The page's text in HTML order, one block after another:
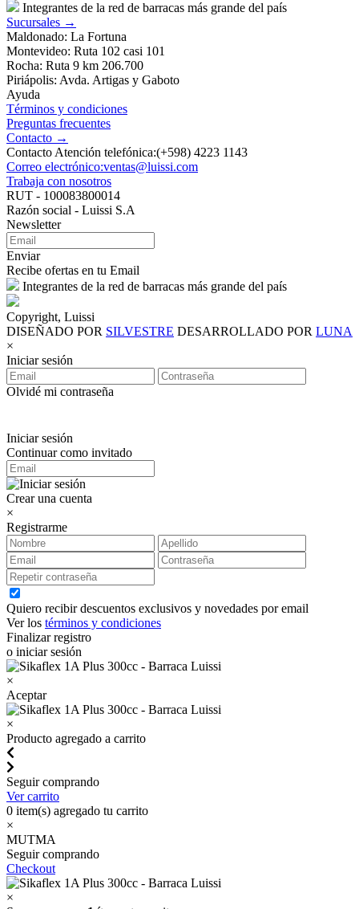
Integrantes de la red de barracas más grande del país
Sucursales →
Maldonado: La Fortuna
Montevideo: Ruta 102 casi 101
Rocha: Ruta 9 km 206.700
Piriápolis: Avda. Artigas y Gaboto
Ayuda
Términos y condiciones
Preguntas frecuentes
Contacto →
Contacto Atención telefónica:(+598) 4223 1143
Correo electrónico:ventas@luissi.com
Trabaja con nosotros
RUT - 100083800014
Razón social - Luissi S.A
Newsletter
Enviar
Recibe ofertas en tu Email
Integrantes de la red de barracas más grande del país
Copyright, Luissi
DISEÑADO POR SILVESTRE DESARROLLADO POR LUNA
×
Iniciar sesión
Olvidé mi contraseña
Iniciar sesión
Continuar como invitado
Crear una cuenta
×
Registrarme
Quiero recibir descuentos exclusivos y novedades por email
Ver los términos y condiciones
Finalizar registro
o iniciar sesión
×
Aceptar
×
Producto agregado a carrito
Seguir comprando
Ver carrito
0 item(s) agregado tu carrito
×
MUTMA
Seguir comprando
Checkout
×